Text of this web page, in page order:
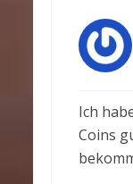
Ich
Coins